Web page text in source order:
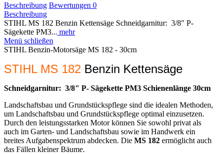
Beschreibung Bewertungen 0
Beschreibung
STIHL MS 182 Benzin Kettensäge Schneidgarnitur: 3/8" P-
Sägekette PM3... mehr
Menü schließen
STIHL Benzin-Motorsäge MS 182 - 30cm
STIHL MS 182 Benzin Kettensäge
Schneidgarnitur: 3/8" P- Sägekette PM3 Schienenlänge 30cm
Landschaftsbau und Grundstückspflege sind die idealen Methoden,
um Landschaftsbau und Grundstückspflege optimal einzusetzen.
Durch den leistungsstarken Motor können Sie sowohl privat als
auch im Garten- und Landschaftsbau sowie im Handwerk ein
breites Aufgabenspektrum abdecken. Die MS 182 ermöglicht auch
das Fällen kleiner Bäume.